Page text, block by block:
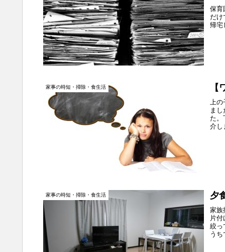
保育
だけ
帰宅
家事の時短・掃除・食生活
上の
ま
た。
介し
家事の時短・掃除・食生活 夕
家族
片
絞っ
う